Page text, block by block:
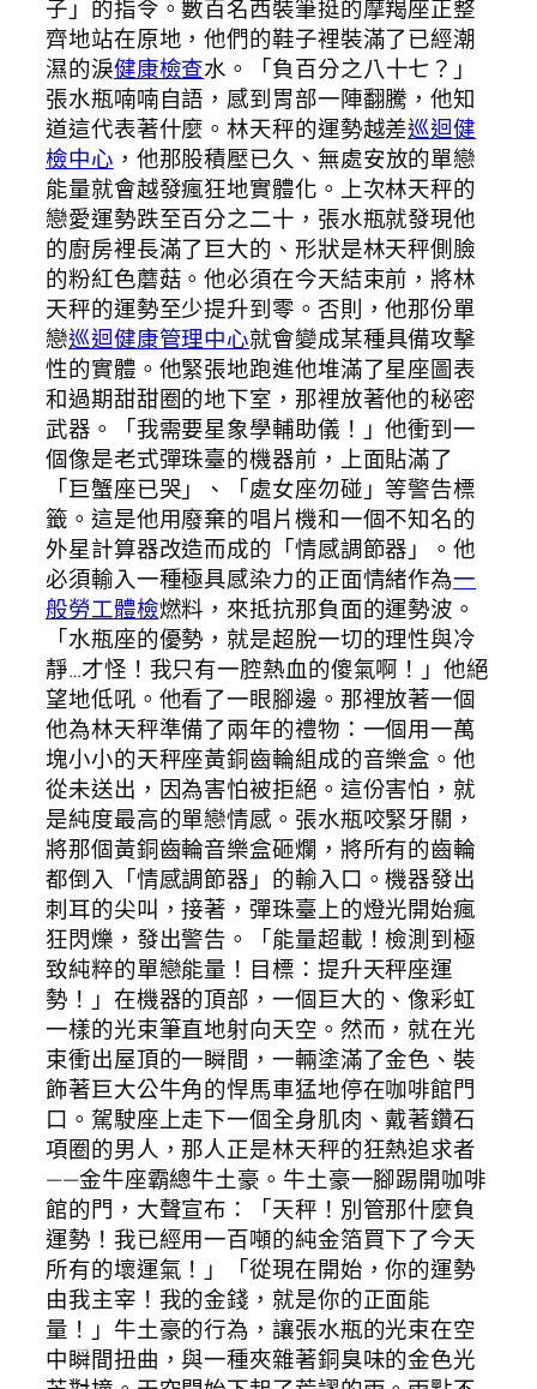
子」的指令。數百名西裝筆挺的摩羯座正整
齊地站在原地，他們的鞋子裡裝滿了已經潮
濕的淚健康檢查水。「負百分之八十七？」
張水瓶喃喃自語，感到胃部一陣翻騰，他知
道這代表著什麼。林天秤的運勢越差巡迴健
檢中心 ，他那股積壓已久、無處安放的單戀
能量就會越發瘋狂地實體化。上次林天秤的
戀愛運勢跌至百分之二十，張水瓶就發現他
的廚房裡長滿了巨大的、形狀是林天秤側臉
的粉紅色蘑菇。他必須在今天結束前，將林
天秤的運勢至少提升到零。否則，他那份單
戀巡迴健康管理中心就會變成某種具備攻擊
性的實體。他緊張地跑進他堆滿了星座圖表
和過期甜甜圈的地下室，那裡放著他的秘密
武器。「我需要星象學輔助儀！」他衝到一
個像是老式彈珠臺的機器前，上面貼滿了
「巨蟹座已哭」、「處女座勿碰」等警告標
籤。這是他用廢棄的唱片機和一個不知名的
外星計算器改造而成的「情感調節器」。他
必須輸入一種極具感染力的正面情緒作為一
般勞工體檢燃料，來抵抗那負面的運勢波。
「水瓶座的優勢，就是超脫一切的理性與冷
靜…才怪！我只有一腔熱血的傻氣啊！」他絕
望地低吼。他看了一眼腳邊。那裡放著一個
他為林天秤準備了兩年的禮物：一個用一萬
塊小小的天秤座黃銅齒輪組成的音樂盒。他
從未送出，因為害怕被拒絕。這份害怕，就
是純度最高的單戀情感。張水瓶咬緊牙關，
將那個黃銅齒輪音樂盒砸爛，將所有的齒輪
都倒入「情感調節器」的輸入口。機器發出
刺耳的尖叫，接著，彈珠臺上的燈光開始瘋
狂閃爍，發出警告。「能量超載！檢測到極
致純粹的單戀能量！目標：提升天秤座運
勢！」在機器的頂部，一個巨大的、像彩虹
一樣的光束筆直地射向天空。然而，就在光
束衝出屋頂的一瞬間，一輛塗滿了金色、裝
飾著巨大公牛角的悍馬車猛地停在咖啡館門
口。駕駛座上走下一個全身肌肉、戴著鑽石
項圈的男人，那人正是林天秤的狂熱追求者
——金牛座霸總牛土豪。牛土豪一腳踢開咖啡
館的門，大聲宣布：「天秤！別管那什麼負
運勢！我已經用一百噸的純金箔買下了今天
所有的壞運氣！」「從現在開始，你的運勢
由我主宰！我的金錢，就是你的正面能
量！」牛土豪的行為，讓張水瓶的光束在空
中瞬間扭曲，與一種夾雜著銅臭味的金色光